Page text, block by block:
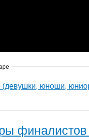
(девушки, юноши,